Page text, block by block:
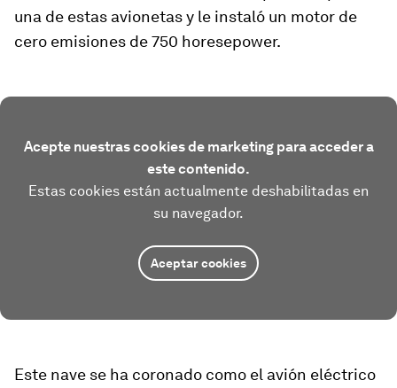
una de estas avionetas y le instaló un motor de
cero emisiones de 750 horesepower.
Acepte nuestras cookies de marketing para acceder a
este contenido.
Estas cookies están actualmente deshabilitadas en
su navegador.
Aceptar cookies
Este nave se ha coronado como el avión eléctrico